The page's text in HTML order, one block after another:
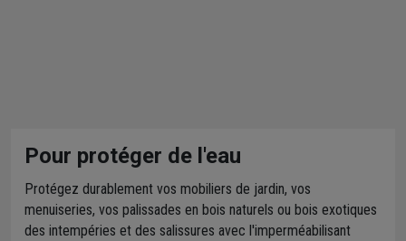
Pour protéger de l'eau
Protégez durablement vos mobiliers de jardin, vos
menuiseries, vos palissades en bois naturels ou bois exotiques
des intempéries et des salissures avec l'imperméabilisant